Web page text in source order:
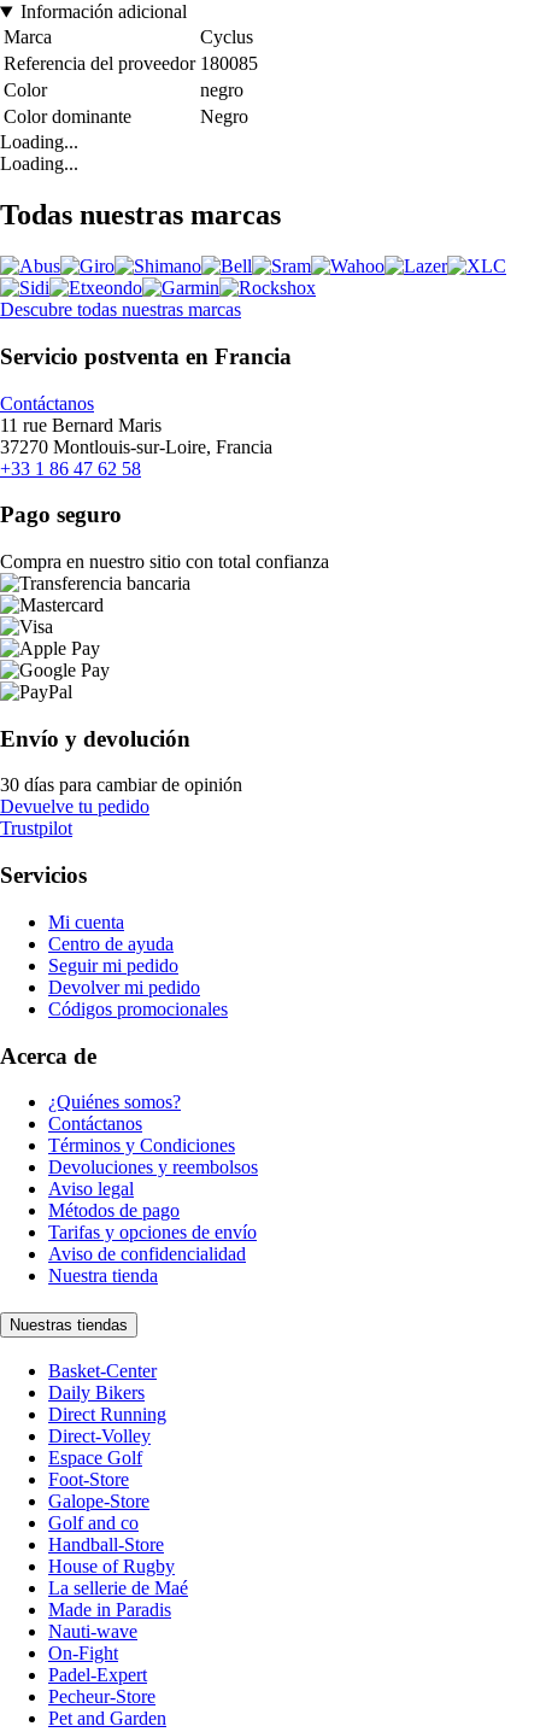
Información adicional
Marca
Cyclus
Referencia del proveedor 180085
Color
negro
Color dominante
Negro
Loading...
Loading...
Todas nuestras marcas
Descubre todas nuestras marcas
Servicio postventa en Francia
Contáctanos
11 rue Bernard Maris
37270 Montlouis-sur-Loire, Francia
+33 1 86 47 62 58
Pago seguro
Compra en nuestro sitio con total confianza
Envío y devolución
30 días para cambiar de opinión
Devuelve tu pedido
Trustpilot
Servicios
Mi cuenta
Centro de ayuda
Seguir mi pedido
Devolver mi pedido
Códigos promocionales
Acerca de
¿Quiénes somos?
Contáctanos
Términos y Condiciones
Devoluciones y reembolsos
Aviso legal
Métodos de pago
Tarifas y opciones de envío
Aviso de confidencialidad
Nuestra tienda
Nuestras tiendas
Basket-Center
Daily Bikers
Direct Running
Direct-Volley
Espace Golf
Foot-Store
Galope-Store
Golf and co
Handball-Store
House of Rugby
La sellerie de Maé
Made in Paradis
Nauti-wave
On-Fight
Padel-Expert
Pecheur-Store
Pet and Garden